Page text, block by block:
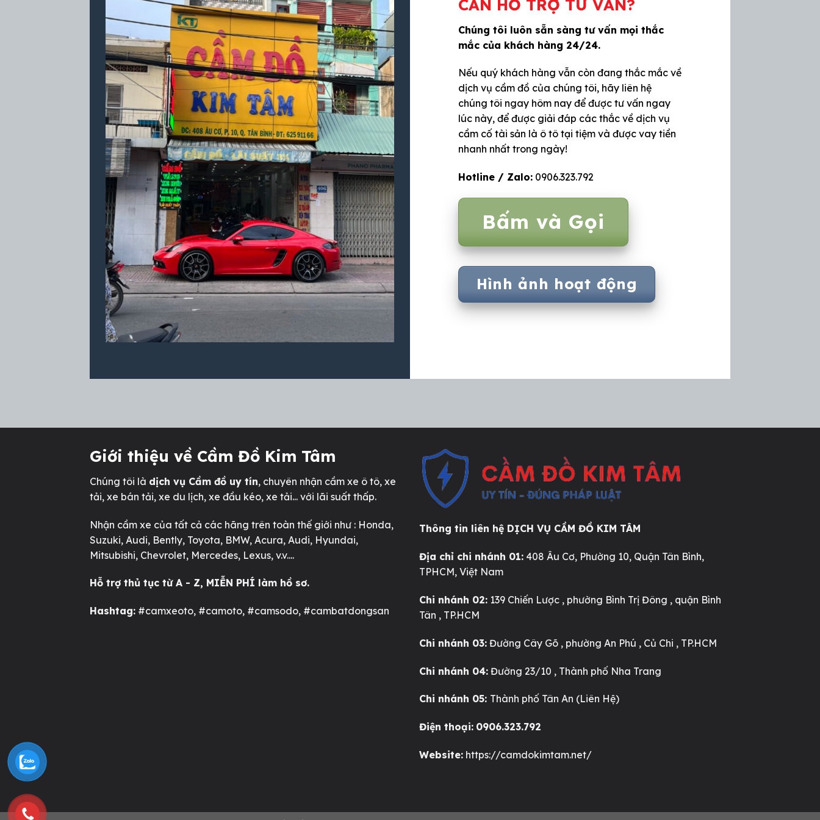
CẦN HỖ TRỢ TƯ VẤN?
Chúng tôi luôn sẵn sàng tư vấn mọi thắc
mắc của khách hàng 24/24.
Nếu quý khách hàng vẫn còn đang thắc mắc về
dịch vụ cầm đồ của chúng tôi, hãy liên hệ
chúng tôi ngay hôm nay để được tư vấn ngay
lúc này, để được giải đáp các thắc về dịch vụ
cầm cố tài sản là ô tô tại tiệm và được vay tiền
nhanh nhất trong ngày!
Hotline / Zalo:0906.323.792
Bấm và Gọi
Hình ảnh hoạt động
Giới thiệu về Cầm Đồ Kim Tâm
Chúng tôi là dịch vụ Cầm đồ uy tín, chuyên nhận cầm xe ô tô, xe
tải, xe bán tải, xe du lịch, xe đầu kéo, xe tải... với lãi suất thấp.
Nhận cầm xe của tất cả các hãng trên toàn thế giới như : Honda,
Suzuki, Audi, Bently, Toyota, BMW, Acura, Audi, Hyundai,
Mitsubishi, Chevrolet, Mercedes, Lexus, v.v....
Hỗ trợ thủ tục từ A - Z, MIỄN PHÍ làm hồ sơ.
Hashtag: #camxeoto, #camoto, #camsodo, #cambatdongsan
Thông tin liên hệ DỊCH VỤ CẦM ĐỒ KIM TÂM
Địa chỉ chi nhánh 01: 408 Âu Cơ, Phường 10, Quận Tân Bình,
TPHCM, Việt Nam
Chi nhánh 02: 139 Chiến Lược , phường Bình Trị Đông , quận Bình
Tân , TP.HCM
Chi nhánh 03: Đường Cây Gõ , phường An Phú , Củ Chi , TP.HCM
Chi nhánh 04: Đường 23/10 , Thành phố Nha Trang
Chi nhánh 05: Thành phố Tân An (Liên Hệ)
Điện thoại: 0906.323.792
Website: https://camdokimtam.net/